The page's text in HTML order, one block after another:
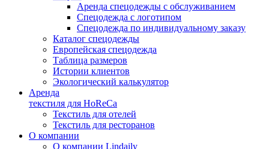
Аренда спецодежды с обслуживанием
Спецодежда с логотипом
Спецодежда по индивидуальному заказу
Каталог спецодежды
Европейская спецодежда
Таблица размеров
Истории клиентов
Экологический калькулятор
Аренда
текстиля для HoReCa
Текстиль для отелей
Текстиль для ресторанов
О компании
О компании Lindaily